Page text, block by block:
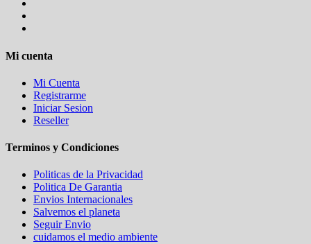
Mi cuenta
Mi Cuenta
Registrarme
Iniciar Sesion
Reseller
Terminos y Condiciones
Politicas de la Privacidad
Politica De Garantia
Envios Internacionales
Salvemos el planeta
Seguir Envio
cuidamos el medio ambiente